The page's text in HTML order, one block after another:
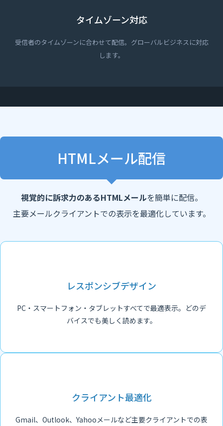
タイムゾーン対応
受信者のタイムゾーンに合わせて配信。グローバルビジネスに対応
します。
HTMLメール配信
視覚的に訴求力のあるHTMLメールを簡単に配信。
主要メールクライアントでの表示を最適化しています。
レスポンシブデザイン
PC・スマートフォン・タブレットすべてで最適表示。どのデ
バイスでも美しく読めます。
クライアント最適化
Gmail、Outlook、Yahooメールなど主要クライアントでの表